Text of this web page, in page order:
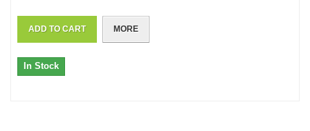
ADD TO CART MORE
In Stock